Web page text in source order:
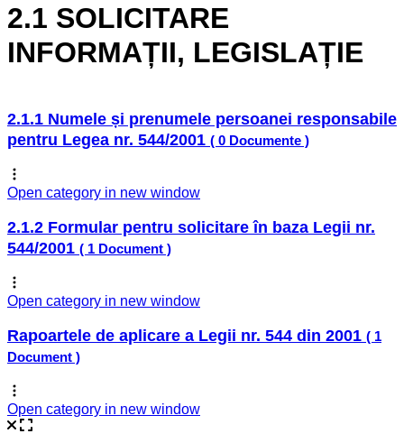
2.1 SOLICITARE
INFORMAȚII, LEGISLAȚIE
2.1.1 Numele și prenumele persoanei responsabile
pentru Legea nr. 544/2001 ( 0 Documente )
Open category in new window
2.1.2 Formular pentru solicitare în baza Legii nr.
544/2001 ( 1 Document )
Open category in new window
Rapoartele de aplicare a Legii nr. 544 din 2001 ( 1
Document )
Open category in new window